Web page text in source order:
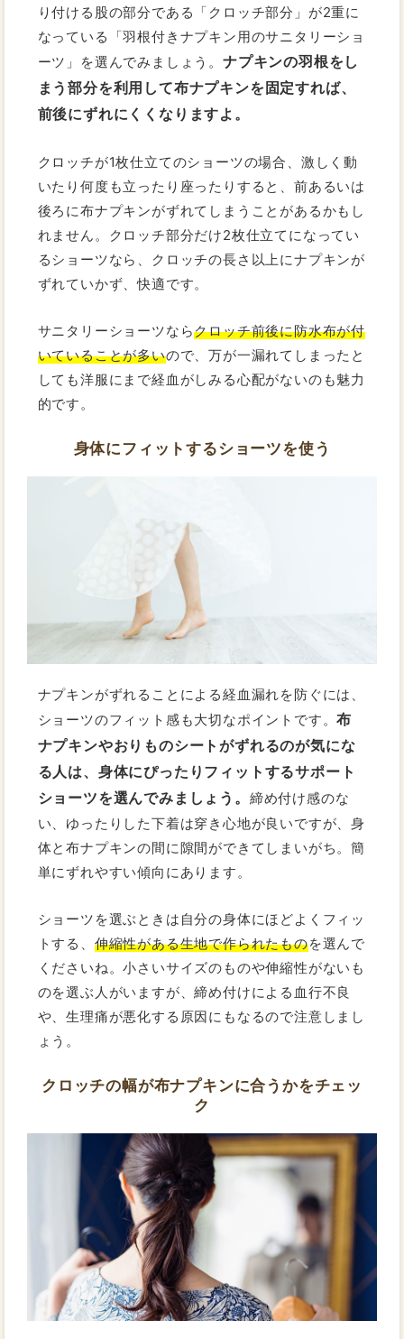
り付ける股の部分である「クロッチ部分」が2重に
なっている「羽根付きナプキン用のサニタリーショ
ーツ」を選んでみましょう。ナプキンの羽根をし
まう部分を利用して布ナプキンを固定すれば、
前後にずれにくくなりますよ。
クロッチが1枚仕立てのショーツの場合、激しく動
いたり何度も立ったり座ったりすると、前あるいは
後ろに布ナプキンがずれてしまうことがあるかもし
れません。クロッチ部分だけ2枚仕立てになってい
るショーツなら、クロッチの長さ以上にナプキンが
ずれていかず、快適です。
サニタリーショーツならクロッチ前後に防水布が付
いていることが多いので、万が一漏れてしまったと
しても洋服にまで経血がしみる心配がないのも魅力
的です。
身体にフィットするショーツを使う
ナプキンがずれることによる経血漏れを防ぐには、
ショーツのフィット感も大切なポイントです。布
ナプキンやおりものシートがずれるのが気にな
る人は、身体にぴったりフィットするサポート
ショーツを選んでみましょう。 締め付け感のな
い、ゆったりした下着は穿き心地が良いですが、身
体と布ナプキンの間に隙間ができてしまいがち。簡
単にずれやすい傾向にあります。
ショーツを選ぶときは自分の身体にほどよくフィッ
トする、 伸縮性がある生地で作られたものを選んで
くださいね。小さいサイズのものや伸縮性がないも
のを選ぶ人がいますが、締め付けによる血行不良
や、生理痛が悪化する原因にもなるので注意しまし
ょう。
クロッチの幅が布ナプキンに合うかをチェッ
ク